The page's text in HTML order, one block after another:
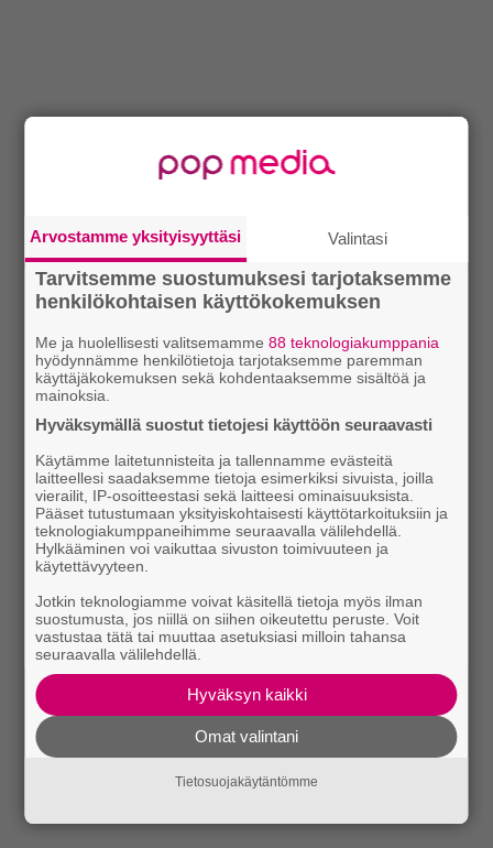
Arvostamme yksityisyyttäsi Valintasi
Tarvitsemme suostumuksesi tarjotaksemme
henkilökohtaisen käyttökokemuksen
Me ja huolellisesti valitsemamme88 teknologiakumppania
hyödynnämme henkilötietoja tarjotaksemme paremman
käyttäjäkokemuksen sekä kohdentaaksemme sisältöä ja
mainoksia.
Hyväksymällä suostut tietojesi käyttöön seuraavasti
Käytämme laitetunnisteita ja tallennamme evästeitä
laitteellesi saadaksemme tietoja esimerkiksi sivuista, joilla
vierailit, IP-osoitteestasi sekä laitteesi ominaisuuksista.
Pääset tutustumaan yksityiskohtaisesti käyttötarkoituksiin ja
teknologiakumppaneihimme seuraavalla välilehdellä.
Hylkääminen voi vaikuttaa sivuston toimivuuteen ja
käytettävyyteen.
Jotkin teknologiamme voivat käsitellä tietoja myös ilman
suostumusta, jos niillä on siihen oikeutettu peruste. Voit
vastustaa tätä tai muuttaa asetuksiasi milloin tahansa
seuraavalla välilehdellä.
Hyväksyn kaikki
Omat valintani
Tietosuojakäytäntömme